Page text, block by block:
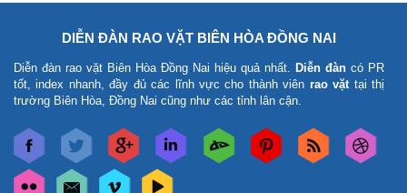
DIỄN ĐÀN RAO VẶT BIÊN HÒA ĐỒNG NAI
Diễn đàn rao vặt Biên Hòa Đồng Nai hiệu quả nhất. Diễn đàn có PR
tốt, index nhanh, đầy đủ các lĩnh vực cho thành viên rao vặttại thị
trường Biên Hòa, Đồng Nai cũng như các tỉnh lân cận.